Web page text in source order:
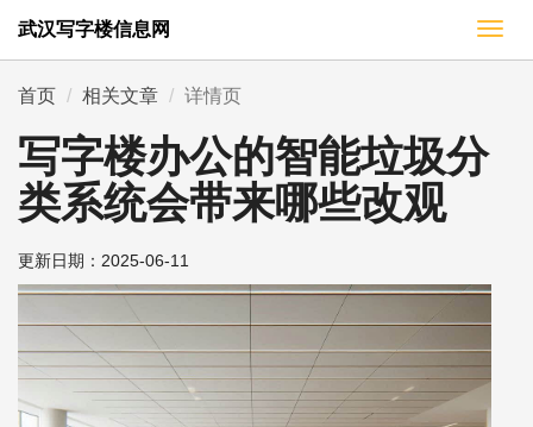
切
换
武汉写字楼信息网
首页 相关文章 详情页
写字楼办公的智能垃圾分
类系统会带来哪些改观
更新日期： 2025-06-11